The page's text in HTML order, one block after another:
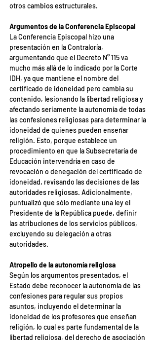
otros cambios estructurales.
Argumentos de la Conferencia Episcopal
La Conferencia Episcopal hizo una
presentación en la Contraloría,
argumentando que el Decreto N° 115 va
mucho más allá de lo indicado por la Corte
IDH, ya que mantiene el nombre del
certificado de idoneidad pero cambia su
contenido, lesionando la libertad religiosa y
afectando seriamente la autonomía de todas
las confesiones religiosas para determinar la
idoneidad de quienes pueden enseñar
religión. Esto, porque establece un
procedimiento en que la Subsecretaría de
Educación intervendría en caso de
revocación o denegación del certificado de
idoneidad, revisando las decisiones de las
autoridades religiosas. Adicionalmente,
puntualizó que sólo mediante una ley el
Presidente de la República puede, definir
las atribuciones de los servicios públicos,
excluyendo su delegación a otras
autoridades.
Atropello de la autonomía religiosa
Según los argumentos presentados, el
Estado debe reconocer la autonomía de las
confesiones para regular sus propios
asuntos, incluyendo el determinar la
idoneidad de los profesores que enseñan
religión, lo cual es parte fundamental de la
libertad religiosa, del derecho de asociación